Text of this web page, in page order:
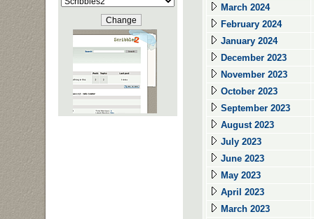
March 2024
February 2024
January 2024
December 2023
November 2023
October 2023
September 2023
August 2023
July 2023
June 2023
May 2023
April 2023
March 2023